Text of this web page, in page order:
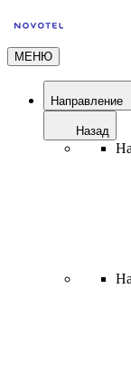
МЕНЮ
Направление
Назад